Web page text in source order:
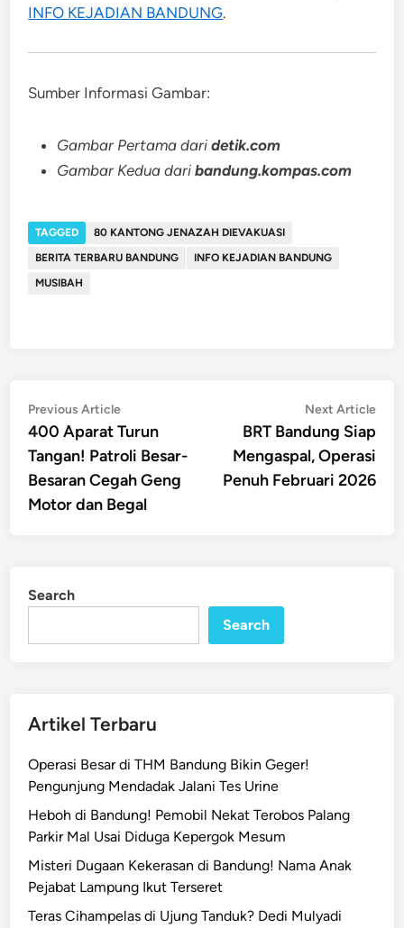
INFO KEJADIAN BANDUNG.
Sumber Informasi Gambar:
Gambar Pertama daridetik.com
Gambar Kedua daribandung.kompas.com
TAGGED
80 KANTONG JENAZAH DIEVAKUASI
BERITA TERBARU BANDUNG
INFO KEJADIAN BANDUNG
MUSIBAH
Post
navigation
Previous ArticlePrevious
article:
400 Aparat Turun
Tangan! Patroli Besar-
Besaran Cegah Geng
Motor dan Begal
Next Article
BRT Bandung Siap
Mengaspal, Operasi
Penuh Februari 2026
Search
Search
Artikel Terbaru
Operasi Besar di THM Bandung Bikin Geger!
Pengunjung Mendadak Jalani Tes Urine
Heboh di Bandung! Pemobil Nekat Terobos Palang
Parkir Mal Usai Diduga Kepergok Mesum
Misteri Dugaan Kekerasan di Bandung! Nama Anak
Pejabat Lampung Ikut Terseret
Teras Cihampelas di Ujung Tanduk? Dedi Mulyadi